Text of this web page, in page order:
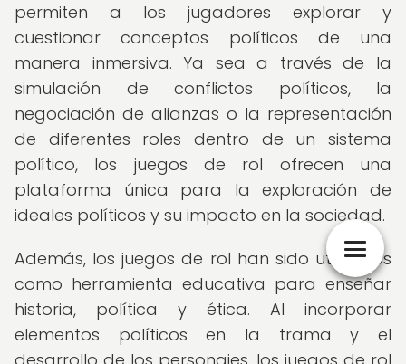
permiten a los jugadores explorar y
cuestionar conceptos políticos de una
manera inmersiva. Ya sea a través de la
simulación de conflictos políticos, la
negociación de alianzas o la representación
de diferentes roles dentro de un sistema
político, los juegos de rol ofrecen una
plataforma única para la exploración de
ideales políticos y su impacto en la sociedad.
Además, los juegos de rol han sido utilizados
como herramienta educativa para enseñar
historia, política y ética. Al incorporar
elementos políticos en la trama y el